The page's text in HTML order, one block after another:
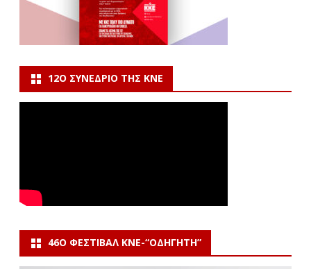
12Ο ΣΥΝΈΔΡΙΟ ΤΗΣ ΚΝΕ
46Ο ΦΕΣΤΙΒΆΛ ΚΝΕ-“ΟΔΗΓΗΤΗ”